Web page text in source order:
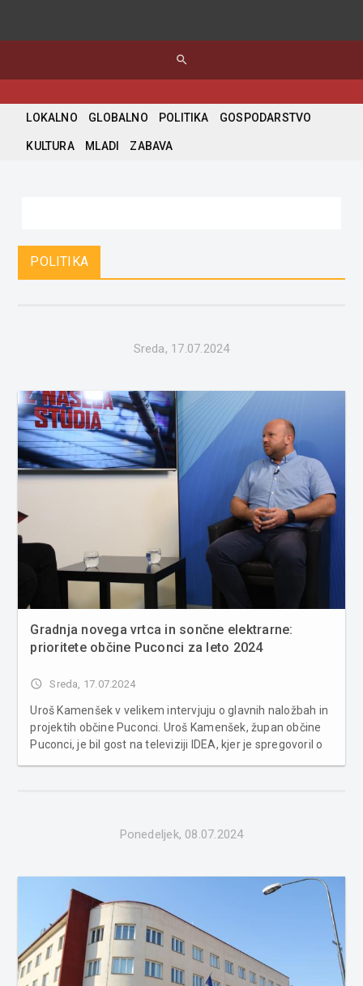
search
LOKALNO GLOBALNO POLITIKA GOSPODARSTVO
KULTURA MLADI ZABAVA
POLITIKA
Sreda, 17.07.2024
Gradnja novega vrtca in sončne elektrarne:
prioritete občine Puconci za leto 2024
access_time Sreda, 17.07.2024
Uroš Kamenšek v velikem intervjuju o glavnih naložbah in
projektih občine Puconci. Uroš Kamenšek, župan občine
Puconci, je bil gost na televiziji IDEA, kjer je spregovoril o
Ponedeljek, 08.07.2024